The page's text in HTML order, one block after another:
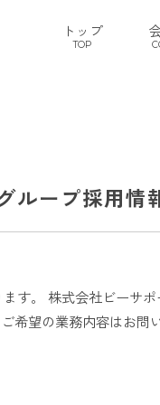
トップ
TOP
ループ採用情
す。 株式会社ビーサ
希望の業務内容はお問